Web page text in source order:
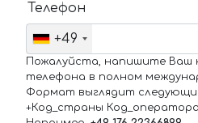
Телефон
+49
Пожалуйста, напишите Ваш
телефона в полном
Формат выглядит
+Код_страны